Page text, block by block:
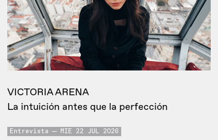
VICTORIA ARENA
La intuición antes que la perfección
Entrevista MIE 22 JUL 2026